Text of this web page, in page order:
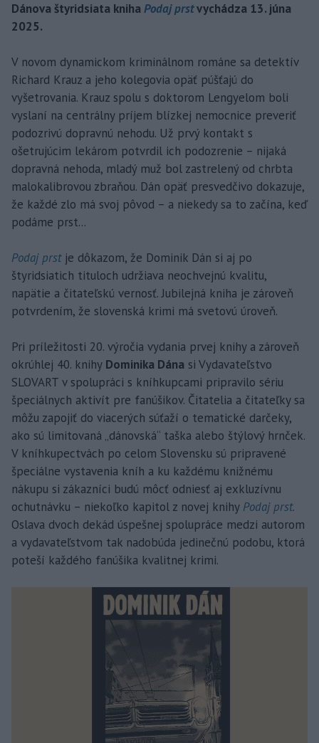
Dánova štyridsiata knihaPodaj prstvychádza 13. júna
2025.
V novom dynamickom kriminálnom románe sa detektív
Richard Krauz a jeho kolegovia opäť púšťajú do
vyšetrovania. Krauz spolu s doktorom Lengyelom boli
vyslaní na centrálny príjem blízkej nemocnice preveriť
podozrivú dopravnú nehodu. Už prvý kontakt s
ošetrujúcim lekárom potvrdil ich podozrenie – nijaká
dopravná nehoda, mladý muž bol zastrelený od chrbta
malokalibrovou zbraňou. Dán opäť presvedčivo dokazuje,
že každé zlo má svoj pôvod – a niekedy sa to začína, keď
podáme prst...
Podaj prstje dôkazom, že Dominik Dán si aj po
štyridsiatich tituloch udržiava neochvejnú kvalitu,
napätie a čitateľskú vernosť. Jubilejná kniha je zároveň
potvrdením, že slovenská krimi má svetovú úroveň.
Pri príležitosti 20. výročia vydania prvej knihy a zároveň
okrúhlej 40. knihy Dominika Dána si Vydavateľstvo
SLOVART v spolupráci s kníhkupcami pripravilo sériu
špeciálnych aktivít pre fanúšikov. Čitatelia a čitateľky sa
môžu zapojiť do viacerých súťaží o tematické darčeky,
ako sú limitovaná „dánovská“ taška alebo štýlový hrnček.
V kníhkupectvách po celom Slovensku sú pripravené
špeciálne vystavenia kníh a ku každému knižnému
nákupu si zákazníci budú môcť odniesť aj exkluzívnu
ochutnávku – niekoľko kapitol z novej knihy Podaj prst.
Oslava dvoch dekád úspešnej spolupráce medzi autorom
a vydavateľstvom tak nadobúda jedinečnú podobu, ktorá
poteší každého fanúšika kvalitnej krimi.